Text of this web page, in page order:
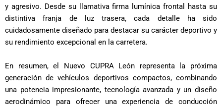
y agresivo. Desde su llamativa firma lumínica frontal hasta su
distintiva franja de luz trasera, cada detalle ha sido
cuidadosamente diseñado para destacar su carácter deportivo y
su rendimiento excepcional en la carretera.
En resumen, el Nuevo CUPRA León representa la próxima
generación de vehículos deportivos compactos, combinando
una potencia impresionante, tecnología avanzada y un diseño
aerodinámico para ofrecer una experiencia de conducción